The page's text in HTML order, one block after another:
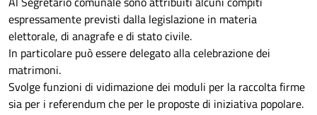
espressamente previsti dalla legislazione in materia
elettorale, di anagrafe e di stato civile.
In particolare può essere delegato alla celebrazione dei
matrimoni.
Svolge funzioni di vidimazione dei moduli per la raccolta firme
sia per i referendum che per le proposte di iniziativa popolare.